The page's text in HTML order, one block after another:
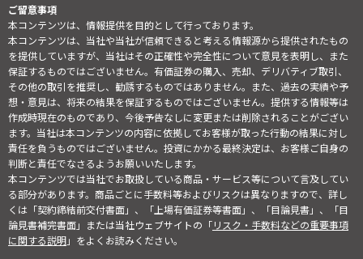
ご留意事項
本コンテンツは、情報提供を目的として行っております。
本コンテンツは、当社や当社が信頼できると考える情報源から提供されたもの
を提供していますが、当社はその正確性や完全性について意見を表明し、また
保証するものではございません。有価証券の購入、売却、デリバティブ取引、
その他の取引を推奨し、勧誘するものではありません。また、過去の実績や予
想・意見は、将来の結果を保証するものではございません。提供する情報等は
作成時現在のものであり、今後予告なしに変更または削除されることがござい
ます。当社は本コンテンツの内容に依拠してお客様が取った行動の結果に対し
責任を負うものではございません。投資にかかる最終決定は、お客様ご自身の
判断と責任でなさるようお願いいたします。
本コンテンツでは当社でお取扱している商品・サービス等について言及してい
る部分があります。商品ごとに手数料等およびリスクは異なりますので、詳し
くは「契約締結前交付書面」、「上場有価証券等書面」、「目論見書」、「目
論見書補完書面」または当社ウェブサイトの「リスク・手数料などの重要事項
に関する説明」をよくお読みください。